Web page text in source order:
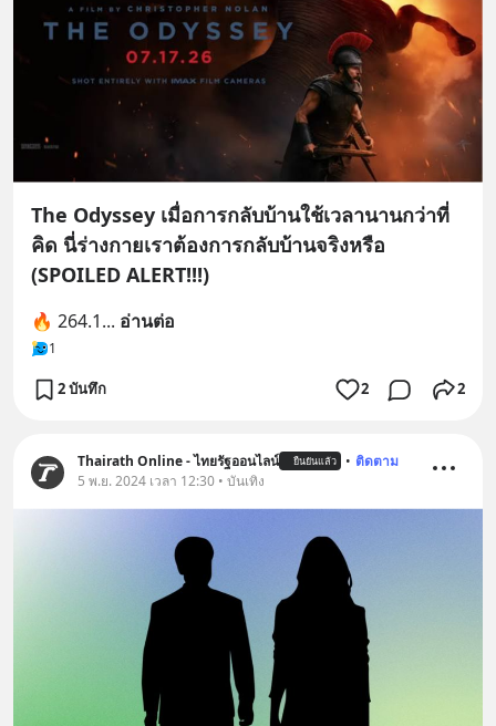
The Odyssey เมื่อการกลับบ้านใช้เวลานานกว่าที่
คิด นี่ร่างกายเราต้องการกลับบ้านจริงหรือ
(SPOILED ALERT!!!)
🔥 264.1... อ่านต่อ
1
2 บันทึก 2 2
Thairath Online - ไทยรัฐออนไลน์ ยืนยันแล้ว • ติดตาม
5 พ.ย. 2024 เวลา 12:30 • บันเทิง